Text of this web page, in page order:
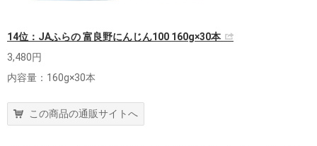
14位：JAふらの 富良野にんじん100 160g×30本
3,480円
内容量：160g×30本
この商品の通販サイトへ